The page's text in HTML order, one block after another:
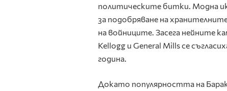
политическите битки. Модна
за подобряване на
на войниците. Засега нейните
Kellogg и General Mills се
година.
Докато популярността на